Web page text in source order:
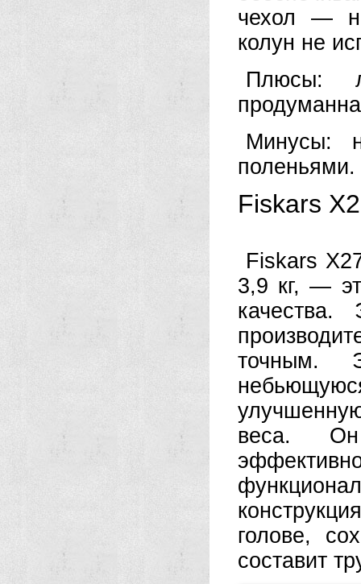
чехол —
колун не
Плюсы:
Минусы:
поленьями.
Fiskars
Fiskars
3,9 кг, —
точным.
веса.
голове,
составит